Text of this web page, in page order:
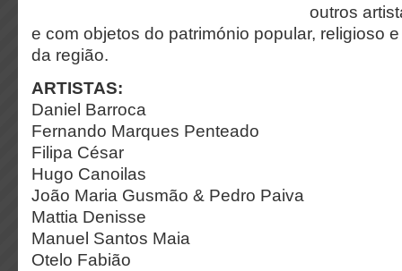
outros
e com objetos do património popular, religioso
da região.
ARTISTAS:
Daniel Barroca
Fernando Marques Penteado
Filipa César
Hugo Canoilas
João Maria Gusmão & Pedro Paiva
Mattia Denisse
Manuel Santos Maia
Otelo Fabião